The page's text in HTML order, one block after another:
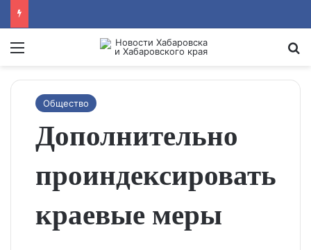
Menu
Общество
Дополнительно
проиндексировать
краевые меры